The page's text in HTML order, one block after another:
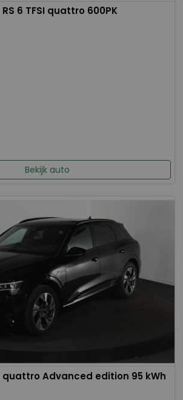
6 TFSI quattro 600PK
Bekijk auto
Advanced edition 95 kWh